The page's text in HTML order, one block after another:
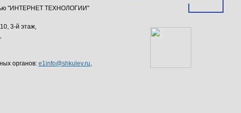
"ИНТЕРНЕТ ТЕХНОЛОГИИ"
3-й этаж,
органов: e1info@shkulev.ru,